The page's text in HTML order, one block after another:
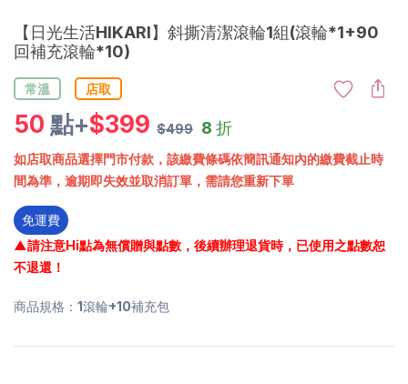
【日光生活HIKARI】斜撕清潔滾輪1組(滾輪*1+90
回補充滾輪*10)
常溫 店取
50 點+$399 $499 8 折
如店取商品選擇門市付款，該繳費條碼依簡訊通知內的繳費截止時
間為準，逾期即失效並取消訂單，需請您重新下單
免運費
▲請注意Hi點為無償贈與點數，後續辦理退貨時，已使用之點數恕
不退還！
商品規格：1滾輪+10補充包